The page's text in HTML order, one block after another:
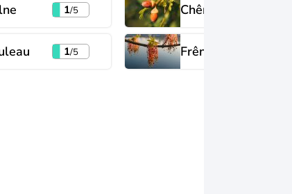
1/5
1/5
Chêne
Frêne